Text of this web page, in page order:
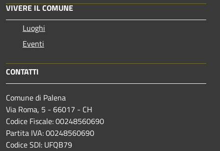
VIVERE IL COMUNE
Luoghi
Eventi
CONTATTI
Comune di Palena
Via Roma, 5 - 66017 - CH
Codice Fiscale: 00248560690
Partita IVA: 00248560690
Codice SDI: UFQB79